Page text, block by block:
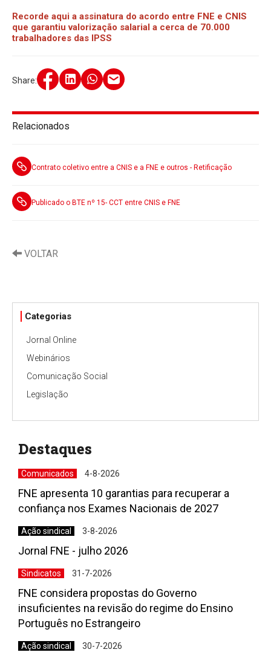
Relacionados
Contrato coletivo entre a CNIS e a FNE e outros - Retificação
Publicado o BTE nº 15- CCT entre CNIS e FNE
Recorde aqui a assinatura do acordo entre FNE e CNIS
que garantiu valorização salarial a cerca de 70.000
trabalhadores das IPSS
Share:
VOLTAR
Categorias
Jornal Online
Webinários
Comunicação Social
Legislação
Destaques
Comunicados 4-8-2026
FNE apresenta 10 garantias para recuperar a
confiança nos Exames Nacionais de 2027
Ação sindical 3-8-2026
Jornal FNE - julho 2026
Sindicatos 31-7-2026
FNE considera propostas do Governo
insuficientes na revisão do regime do Ensino
Português no Estrangeiro
Ação sindical 30-7-2026